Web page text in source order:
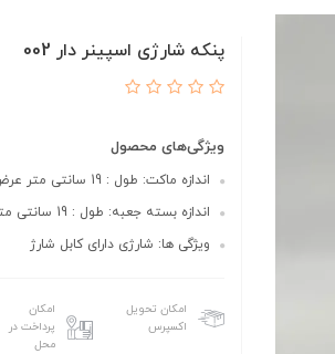
پنکه شارژی اسپینر دار 002
ویژگی‌های محصول
اندازه ماکت: طول : 19 سانتی متر عرض : 9 سانتی متر
اندازه بسته جعبه: طول : 19 سانتی متر عرض : 9 سانتی متر ارتفاع : 5 سانتی متر
ویژگی ها: شارژی دارای کابل شارژ
امکان تحویل
اکسپرس
امکان
پرداخت در
محل